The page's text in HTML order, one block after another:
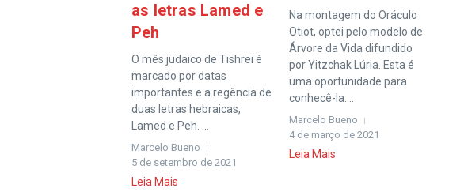
as letras Lamed e
Peh
O mês judaico de Tishrei é
marcado por datas
importantes e a regência de
duas letras hebraicas,
Lamed e Peh. ...
Marcelo Bueno
5 de setembro de 2021
Leia Mais
Na montagem do Oráculo
Otiot, optei pelo modelo de
Árvore da Vida difundido
por Yitzchak Lúria. Esta é
uma oportunidade para
conhecê-la....
Marcelo Bueno
4 de março de 2021
Leia Mais